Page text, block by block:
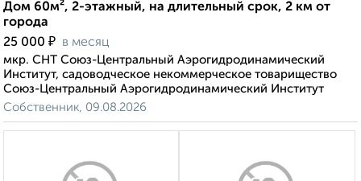
Дом 60м², 2-этажный, на длительный срок, 2 км от
города
25 000 ₽ в месяц
мкр. СНТ Союз-Центральный Аэрогидродинамический
Институт, садоводческое некоммерческое товарищество
Союз-Центральный Аэрогидродинамический Институт
Собственник, 09.08.2026